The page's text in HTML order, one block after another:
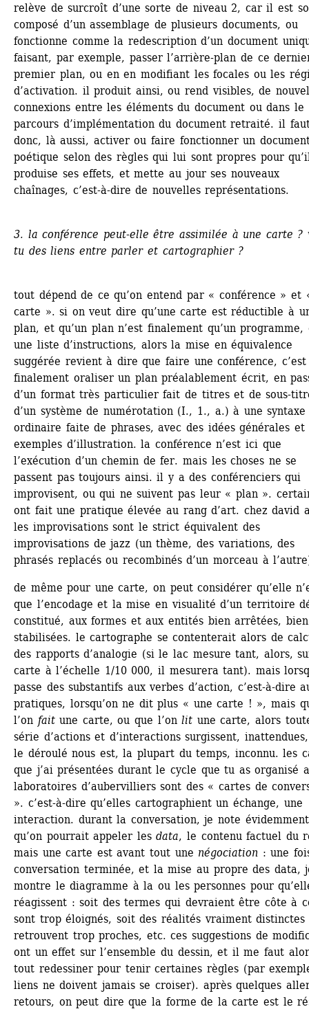
relève de surcroît d’une sorte de niveau 2, car il est
composé d’un assemblage de plusieurs documents, ou
fonctionne comme la redescription d’un document
faisant, par exemple, passer l’arrière-plan de ce
premier plan, ou en en modifiant les focales ou les
d’activation. il produit ainsi, ou rend visibles, de
connexions entre les éléments du document ou dans le
parcours d’implémentation du document retraité. il
donc, là aussi, activer ou faire fonctionner un
poétique selon des règles qui lui sont propres pour
produise ses effets, et mette au jour ses nouveaux
chaînages, c’est-à-dire de nouvelles représentations.
3. la conférence peut-elle être assimilée à une carte ?
tu des liens entre parler et cartographier ?
tout dépend de ce qu’on entend par « conférence » et
carte ». si on veut dire qu’une carte est réductible à
plan, et qu’un plan n’est finalement qu’un programme,
une liste d’instructions, alors la mise en équivalence
suggérée revient à dire que faire une conférence, c’est
finalement oraliser un plan préalablement écrit, en
d’un format très particulier fait de titres et de sous-
d’un système de numérotation (I., 1., a.) à une syntaxe
ordinaire faite de phrases, avec des idées générales et
exemples d’illustration. la conférence n’est ici que
l’exécution d’un chemin de fer. mais les choses ne se
passent pas toujours ainsi. il y a des conférenciers qui
improvisent, ou qui ne suivent pas leur « plan ».
ont fait une pratique élevée au rang d’art. chez david
les improvisations sont le strict équivalent des
improvisations de jazz (un thème, des variations, des
phrasés replacés ou recombinés d’un morceau à
de même pour une carte, on peut considérer qu’elle
que l’encodage et la mise en visualité d’un territoire
constitué, aux formes et aux entités bien arrêtées, bien
stabilisées. le cartographe se contenterait alors de
des rapports d’analogie (si le lac mesure tant, alors,
carte à l’échelle 1/10 000, il mesurera tant). mais
passe des substantifs aux verbes d’action, c’est-à-dire
pratiques, lorsqu’on ne dit plus « une carte ! », mais
l’on faitune carte, ou que l’on lit une carte, alors
série d’actions et d’interactions surgissent,
le déroulé nous est, la plupart du temps, inconnu. les
que j’ai présentées durant le cycle que tu as organisé
laboratoires d’aubervilliers sont des « cartes de
». c’est-à-dire qu’elles cartographient un échange, une
interaction. durant la conversation, je note
qu’on pourrait appeler les data, le contenu factuel du
mais une carte est avant tout une négociation : une
conversation terminée, et la mise au propre des data,
montre le diagramme à la ou les personnes pour
réagissent : soit des termes qui devraient être côte à
sont trop éloignés, soit des réalités vraiment distinctes
retrouvent trop proches, etc. ces suggestions de
ont un effet sur l’ensemble du dessin, et il me faut
tout redessiner pour tenir certaines règles (par
liens ne doivent jamais se croiser). après quelques
retours, on peut dire que la forme de la carte est le